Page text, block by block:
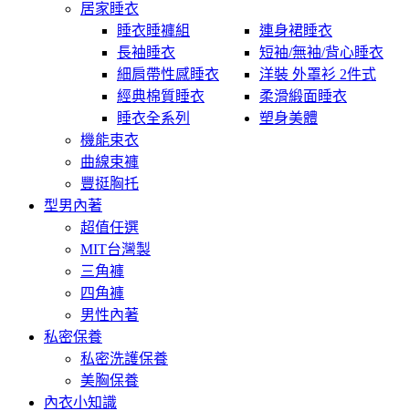
居家睡衣
睡衣睡褲組
連身裙睡衣
長袖睡衣
短袖/無袖/背心睡衣
細肩帶性感睡衣
洋裝 外罩衫 2件式
經典棉質睡衣
柔滑緞面睡衣
睡衣全系列
塑身美體
機能束衣
曲線束褲
豐挺胸托
型男內著
超值任選
MIT台灣製
三角褲
四角褲
男性內著
私密保養
私密洗護保養
美胸保養
內衣小知識